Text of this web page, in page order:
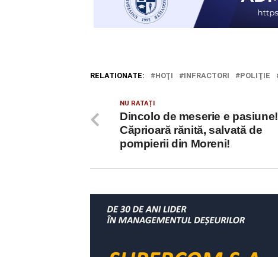
RELATIONATE: HOŢI INFRACTORI POLIŢIE
NU RATAȚI
Dincolo de meserie e pasiune!
Căprioară rănită, salvată de
pompierii din Moreni!